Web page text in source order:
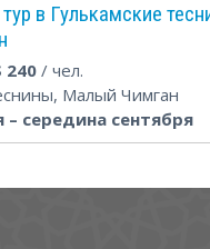
в Гулькамские
240 / чел.
Малый Чимган
середина сентября